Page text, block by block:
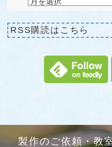
RSS購読はこちら
製作のご依頼・教